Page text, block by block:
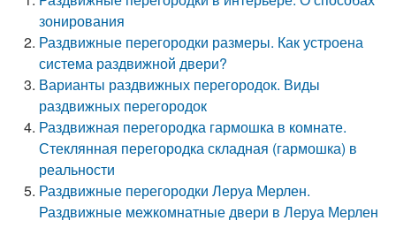
зонирования
Раздвижные перегородки размеры. Как устроена
система раздвижной двери?
Варианты раздвижных перегородок. Виды
раздвижных перегородок
Раздвижная перегородка гармошка в комнате.
Стеклянная перегородка складная (гармошка) в
реальности
Раздвижные перегородки Леруа Мерлен.
Раздвижные межкомнатные двери в Леруа Мерлен